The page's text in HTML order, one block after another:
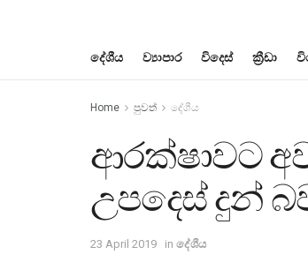
දේශීය ව්‍යාපාර විදෙස් ක්‍රීඩා
Home පුවත් දේශීය
ආරක්ෂාවට
උපදෙස් දුන්
23 April 2019 in දේශීය